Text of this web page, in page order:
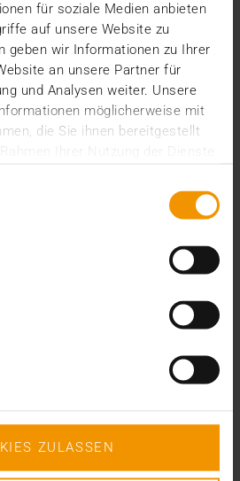
für soziale Medien anbieten
auf unsere Website zu
geben wir Informationen zu Ihrer
an unsere Partner für
und Analysen weiter. Unsere
möglicherweise mit
die Sie ihnen bereitgestellt
ZULASSEN
sont réticents à utiliser le